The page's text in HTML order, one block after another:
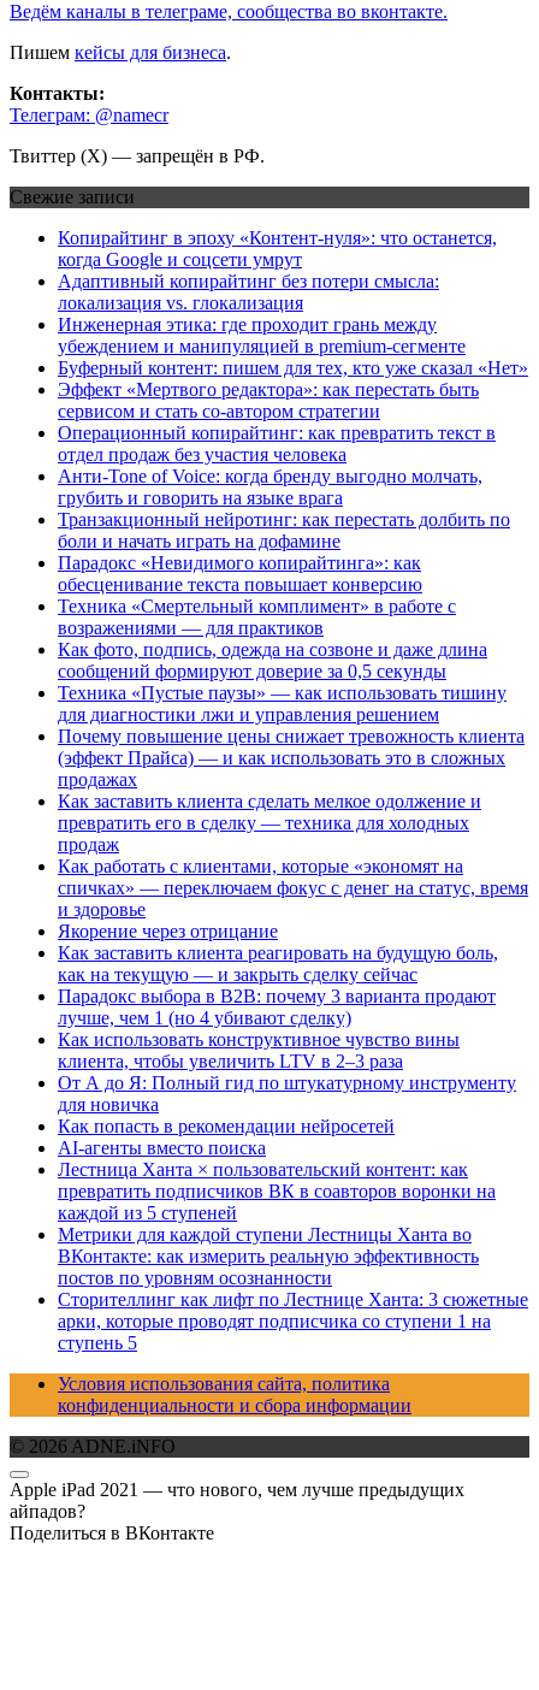
Ведём каналы в телеграме, сообщества во вконтакте.
Пишем кейсы для бизнеса.
Контакты:
Телеграм: @namecr
Твиттер (Х) — запрещён в РФ.
Свежие записи
Копирайтинг в эпоху «Контент-нуля»: что останется,
когда Google и соцсети умрут
Адаптивный копирайтинг без потери смысла:
локализация vs. глокализация
Инженерная этика: где проходит грань между
убеждением и манипуляцией в premium-сегменте
Буферный контент: пишем для тех, кто уже сказал «Нет»
Эффект «Мертвого редактора»: как перестать быть
сервисом и стать со-автором стратегии
Операционный копирайтинг: как превратить текст в
отдел продаж без участия человека
Анти-Tone of Voice: когда бренду выгодно молчать,
грубить и говорить на языке врага
Транзакционный нейротинг: как перестать долбить по
боли и начать играть на дофамине
Парадокс «Невидимого копирайтинга»: как
обесценивание текста повышает конверсию
Техника «Смертельный комплимент» в работе с
возражениями — для практиков
Как фото, подпись, одежда на созвоне и даже длина
сообщений формируют доверие за 0,5 секунды
Техника «Пустые паузы» — как использовать тишину
для диагностики лжи и управления решением
Почему повышение цены снижает тревожность клиента
(эффект Прайса) — и как использовать это в сложных
продажах
Как заставить клиента сделать мелкое одолжение и
превратить его в сделку — техника для холодных
продаж
Как работать с клиентами, которые «экономят на
спичках» — переключаем фокус с денег на статус, время
и здоровье
Якорение через отрицание
Как заставить клиента реагировать на будущую боль,
как на текущую — и закрыть сделку сейчас
Парадокс выбора в B2B: почему 3 варианта продают
лучше, чем 1 (но 4 убивают сделку)
Как использовать конструктивное чувство вины
клиента, чтобы увеличить LTV в 2–3 раза
От А до Я: Полный гид по штукатурному инструменту
для новичка
Как попасть в рекомендации нейросетей
AI-агенты вместо поиска
Лестница Ханта × пользовательский контент: как
превратить подписчиков ВК в соавторов воронки на
каждой из 5 ступеней
Метрики для каждой ступени Лестницы Ханта во
ВКонтакте: как измерить реальную эффективность
постов по уровням осознанности
Сторителлинг как лифт по Лестнице Ханта: 3 сюжетные
арки, которые проводят подписчика со ступени 1 на
ступень 5
Условия использования сайта, политика
конфиденциальности и сбора информации
© 2026 ADNE.iNFO
Apple iPad 2021 — что нового, чем лучше предыдущих
айпадов?
Поделиться в ВКонтакте